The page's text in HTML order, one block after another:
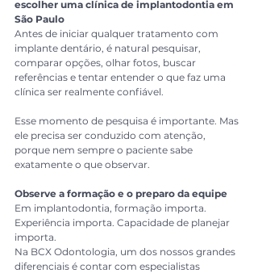
escolher uma clínica de implantodontia em
São Paulo
Antes de iniciar qualquer tratamento com
implante dentário, é natural pesquisar,
comparar opções, olhar fotos, buscar
referências e tentar entender o que faz uma
clínica ser realmente confiável.
Esse momento de pesquisa é importante. Mas
ele precisa ser conduzido com atenção,
porque nem sempre o paciente sabe
exatamente o que observar.
Observe a formação e o preparo da equipe
Em implantodontia, formação importa.
Experiência importa. Capacidade de planejar
importa.
Na BCX Odontologia, um dos nossos grandes
diferenciais é contar com especialistas